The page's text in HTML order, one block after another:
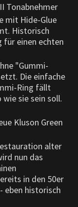
Tonabnehmer
mit Hide-Glue
Historisch
für einen echten
"Gummi-
Die einfache
Ring fällt
sie sein soll.
Kluson Green
alter
nun das
in den 50er
eben historisch